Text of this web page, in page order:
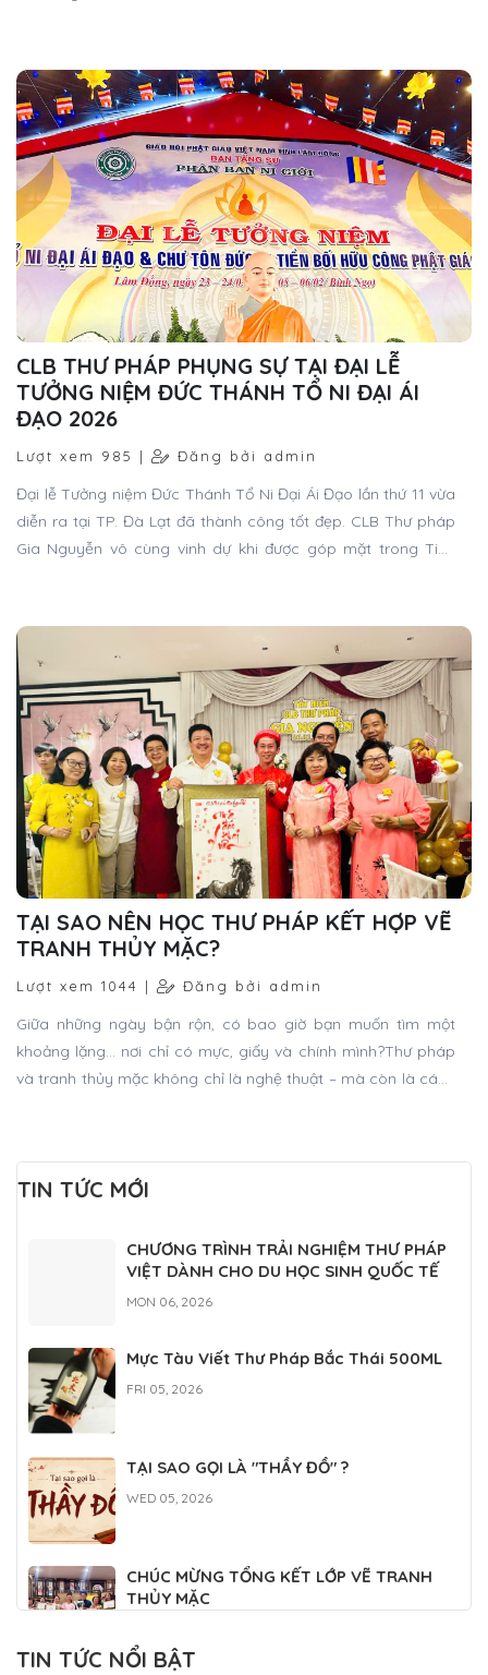
CLB THƯ PHÁP PHỤNG SỰ TẠI ĐẠI LỄ
TƯỞNG NIỆM ĐỨC THÁNH TỔ NI ĐẠI ÁI
ĐẠO 2026
Lượt xem 985 | Đăng bởi admin
Đại lễ Tưởng niệm Đức Thánh Tổ Ni Đại Ái Đạo lần thứ 11 vừa
diễn ra tại TP. Đà Lạt đã thành công tốt đẹp. CLB Thư pháp
Gia Nguyễn vô cùng vinh dự khi được góp mặt trong Tiểu
TẠI SAO NÊN HỌC THƯ PHÁP KẾT HỢP VẼ
TRANH THỦY MẶC?
Lượt xem 1044 | Đăng bởi admin
Giữa những ngày bận rộn, có bao giờ bạn muốn tìm một
khoảng lặng… nơi chỉ có mực, giấy và chính mình?Thư pháp
và tranh thủy mặc không chỉ là nghệ thuật – mà còn là cách
TIN TỨC MỚI
CHƯƠNG TRÌNH TRẢI NGHIỆM THƯ PHÁP
VIỆT DÀNH CHO DU HỌC SINH QUỐC TẾ
MON 06, 2026
Mực Tàu Viết Thư Pháp Bắc Thái 500ML
FRI 05, 2026
TẠI SAO GỌI LÀ "THẦY ĐỒ" ?
WED 05, 2026
CHÚC MỪNG TỔNG KẾT LỚP VẼ TRANH
THỦY MẶC
TIN TỨC NỔI BẬT